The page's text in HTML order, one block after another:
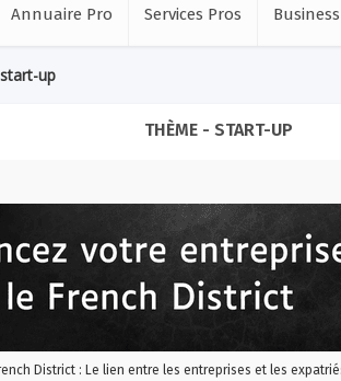
Annuaire Pro Services Pros Business
start-up
THÈME - START-UP
District : Le lien entre les entreprises et les